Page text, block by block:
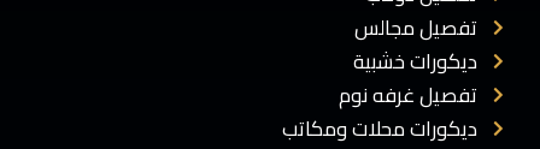
تفصيل مجالس
ديكورات خشبية
تفصيل غرفه نوم
ديكورات محلات ومكاتب